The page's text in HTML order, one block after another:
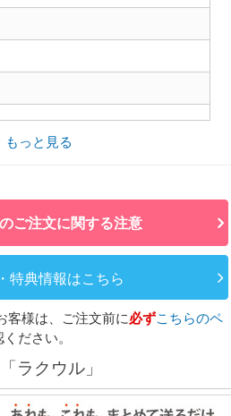
もっと見る
ご注文に関する注意
特典情報はこちら
客様は、ご注文前に必ずこちらのペ
ださい。
ラクウル」